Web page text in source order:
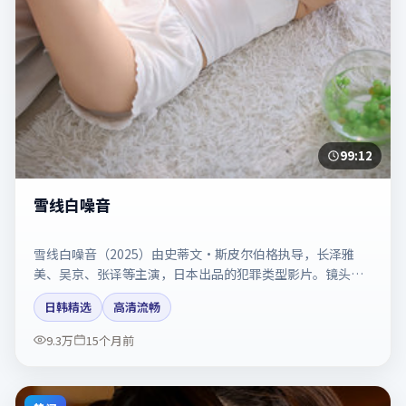
99:12
雪线白噪音
雪线白噪音（2025）由史蒂文·斯皮尔伯格执导，长泽雅
美、吴京、张译等主演，日本出品的犯罪类型影片。镜头克
制却充满张力，人物弧光完整。剧情简介与主创信息可供检
索参考，上映日期以片方资料为准。
日韩精选
高清流畅
9.3万
15个月前